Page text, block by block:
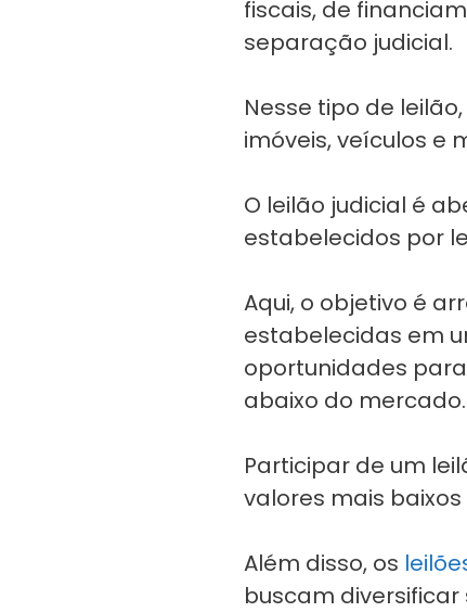
fiscais, de
separação judicial.
Nesse tipo de
imóveis, veículos e
O leilão judicial é
estabelecidos por
Aqui, o objetivo é
estabelecidas em
oportunidades
abaixo do mercado.
Participar de um
valores mais
Além disso, os
buscam